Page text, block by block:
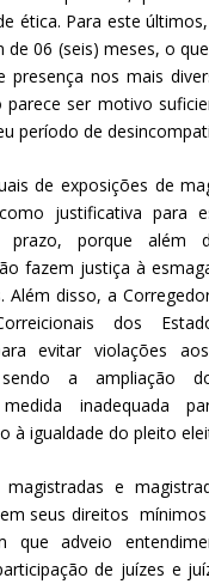
ética. Para este
de 06 (seis) meses, o
presença nos mais
parece ser motivo
período de
de exposições de
justificativa para
prazo, porque além
fazem justiça à
Além disso, a
dos
evitar violações
sendo a ampliação
medida inadequada
à igualdade do pleito
magistradas e
seus direitos mínimos
que adveio
de juízes e